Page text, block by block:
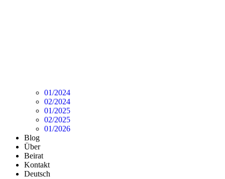
01/2024
02/2024
01/2025
02/2025
01/2026
Blog
Über
Beirat
Kontakt
Deutsch